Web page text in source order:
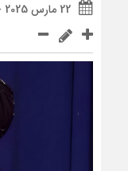
22 مارس 2025 - 22:00